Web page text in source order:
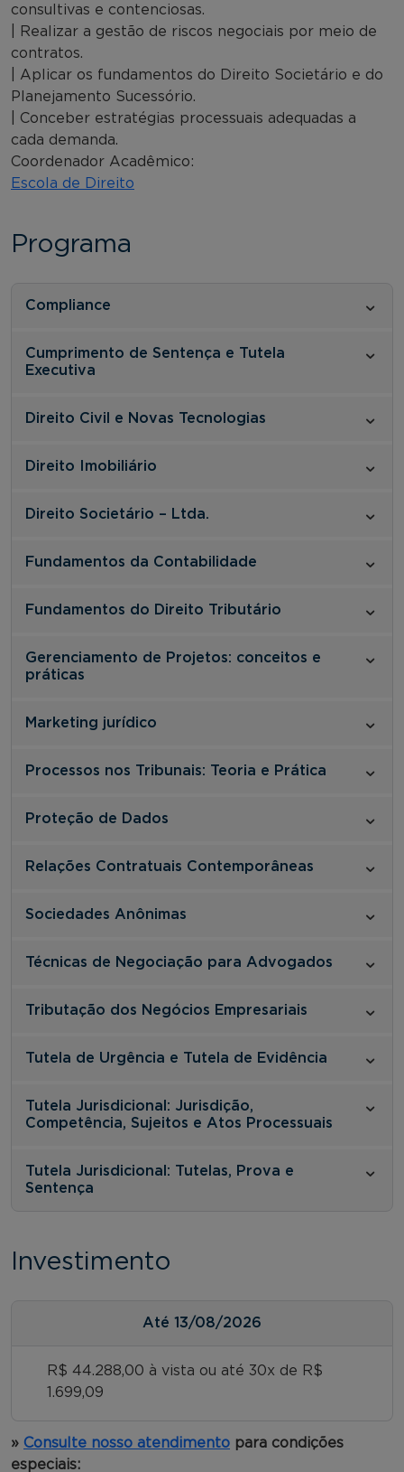
consultivas e contenciosas.
| Realizar a gestão de riscos negociais por meio de
contratos.
| Aplicar os fundamentos do Direito Societário e do
Planejamento Sucessório.
| Conceber estratégias processuais adequadas a
cada demanda.
Coordenador Acadêmico:
Escola de Direito
Programa
Compliance
Cumprimento de Sentença e Tutela
Executiva
Direito Civil e Novas Tecnologias
Direito Imobiliário
Direito Societário – Ltda.
Fundamentos da Contabilidade
Fundamentos do Direito Tributário
Gerenciamento de Projetos: conceitos e
práticas
Marketing jurídico
Processos nos Tribunais: Teoria e Prática
Proteção de Dados
Relações Contratuais Contemporâneas
Sociedades Anônimas
Técnicas de Negociação para Advogados
Tributação dos Negócios Empresariais
Tutela de Urgência e Tutela de Evidência
Tutela Jurisdicional: Jurisdição,
Competência, Sujeitos e Atos Processuais
Tutela Jurisdicional: Tutelas, Prova e
Sentença
Investimento
Até 13/08/2026
R$ 44.288,00 à vista ou até 30x de R$
1.699,09
» Consulte nosso atendimento para condições
especiais: